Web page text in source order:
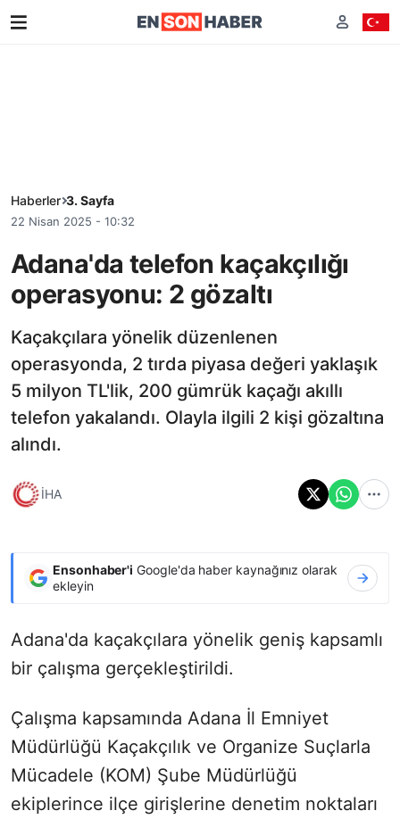
Haberler 3. Sayfa
22 Nisan 2025 - 10:32
Adana'da telefon kaçakçılığı
operasyonu: 2 gözaltı
Kaçakçılara yönelik düzenlenen
operasyonda, 2 tırda piyasa değeri yaklaşık
5 milyon TL'lik, 200 gümrük kaçağı akıllı
telefon yakalandı. Olayla ilgili 2 kişi gözaltına
alındı.
İHA
Ensonhaber'i Google'da haber kaynağınız olarak
ekleyin
Adana'da kaçakçılara yönelik geniş kapsamlı
bir çalışma gerçekleştirildi.
Çalışma kapsamında Adana İl Emniyet
Müdürlüğü Kaçakçılık ve Organize Suçlarla
Mücadele (KOM) Şube Müdürlüğü
ekiplerince ilçe girişlerine denetim noktaları